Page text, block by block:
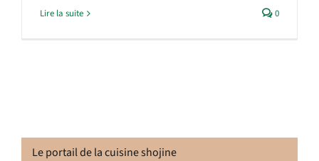
Lire la suite 0
Le portail de la cuisine shojine